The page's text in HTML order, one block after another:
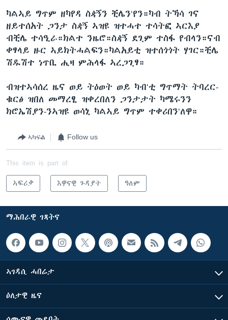
ካልኣይ ግጥም ዘካየዳ ስዻኝን ቺሌን‘የን።ካብ ትኻሳ ገና
ዘይተሰአት ጋንታ ስዻኝ ኣዝዩ ዝተሓተ ተሳትፎ ኣርእያ
ብቺሌ ተሳዒራ።ክልተ ንዜሮ።ስዻኝ ደጊም ተስፋ የብላን።ናብ
ቀፃላይ ዙር ኣይክትሓልፍን።ካልአይቲ ዝተሰጎጎት ሃገር።ቺሌ
ሽዱሽተ ነጥቢ ሒዛ ምሕላፋ ኣረጋጊፃ።
ብዝተኣሳሰረ ዜና ወይ ትዕወት ወይ ካብ‘ቲ ግጥማት ትባረር-
ቁርፅ ዝበለ መማረፂ ዝቀረበለን ጋንታታት ካሜሩንን
ክሮኤሽያን-ንኣዝዩ ወሳኒ ካልኣይ ግጥም ተቀሪበን‘ለዋ።
ኣካፍል Follow us
This item is part of
ኣፍሪቃ እዋናዊ ጉዳያት ዓለም
ማሕበራዊ ገጻትና
ኣገዳሲ ሓበሬታ
ዕለታዊ ዜና